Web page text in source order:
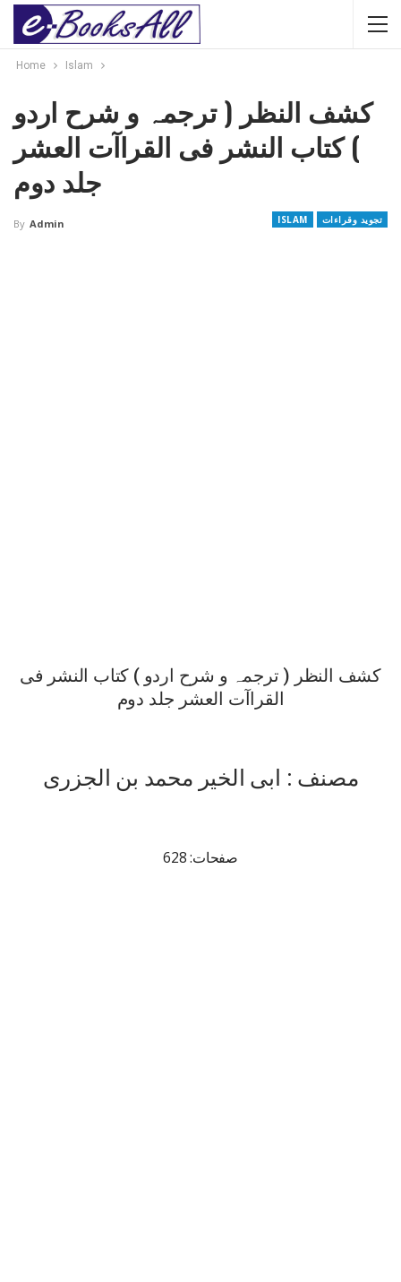
Home Islam
کشف النظر ( ترجمہ و شرح اردو
) کتاب النشر فی القراآت العشر
جلد دوم
ISLAM تجوید وقراءات By Admin
کشف النظر ( ترجمہ و شرح اردو ) کتاب النشر فی
القراآت العشر جلد دوم
مصنف : ابی الخیر محمد بن الجزری
صفحات: 628